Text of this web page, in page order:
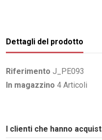
Dettagli del prodotto
Riferimento J_PE093
In magazzino 4 Articoli
I clienti che hanno